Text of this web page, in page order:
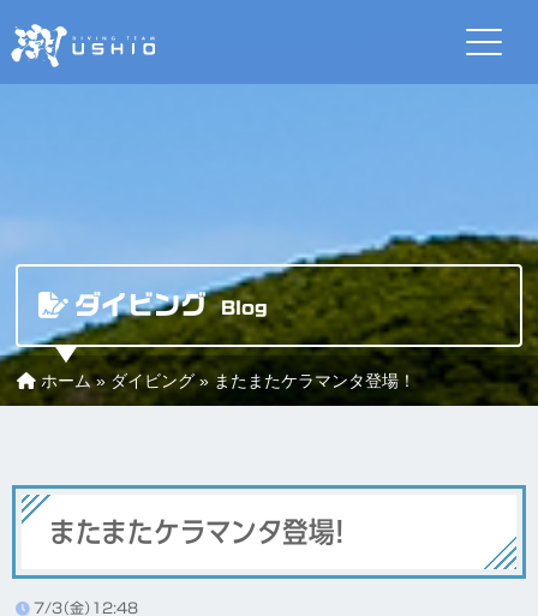
ダイビング Blog
ホーム» ダイビング» またまたケラマンタ登場！
またまたケラマンタ登場！
7/3（金）12:48